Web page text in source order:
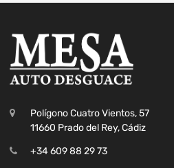
Polígono Cuatro Vientos, 57
11660 Prado del Rey, Cádiz
+34 609 88 29 73